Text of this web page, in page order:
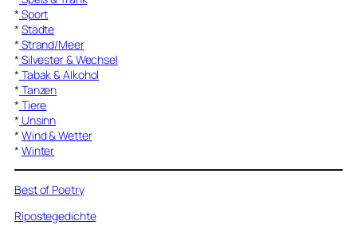
* Sport
* Städte
* Strand/Meer
* Silvester & Wechsel
* Tabak & Alkohol
* Tanzen
* Tiere
* Unsinn
* Wind & Wetter
* Winter
Best of Poetry
Ripostegedichte